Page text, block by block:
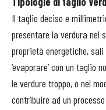
Il taglio deciso e
presentare la verdura nel
proprietà energetiche,
‘evaporare’ con un taglio
le verdure troppo, o nel
contribuire ad un